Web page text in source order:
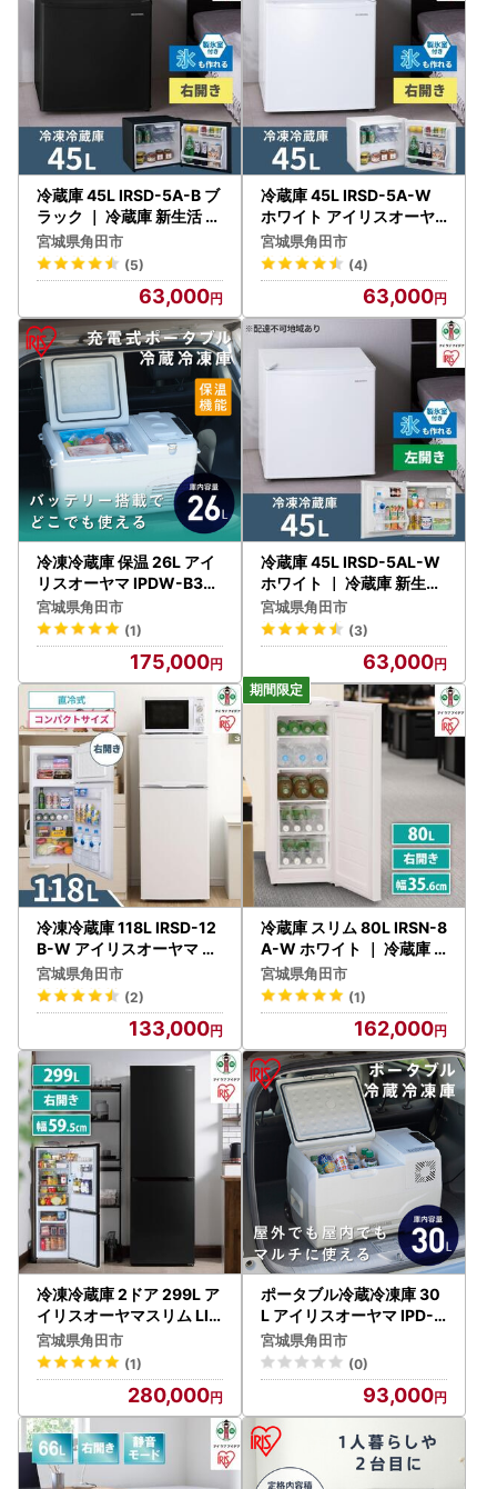
冷蔵庫 45L IRSD-5A-B ブ
ラック ｜ 冷蔵庫 新生活 ひ
とり暮らし アイリスオー
ヤマ
宮城県角田市
(5)
63,000
冷蔵庫 45L IRSD-5A-W
ホワイト アイリスオーヤ
マ ｜ 冷蔵庫 新生活 ひとり
暮らし
宮城県角田市
(4)
63,000
冷凍冷蔵庫 保温 26L アイ
リスオーヤマ IPDW-B3A-
W ホワイト ｜ 冷蔵庫 新生
活 ひとり暮らし
宮城県角田市
(1)
175,000
冷蔵庫 45L IRSD-5AL-W
ホワイト ｜ 冷蔵庫 新生活
ひとり暮らし アイリスオ
ーヤマ
宮城県角田市
(3)
63,000
冷凍冷蔵庫 118L IRSD-12
B-W アイリスオーヤマ ｜
冷蔵庫
宮城県角田市
(2)
133,000
冷蔵庫 スリム 80L IRSN-8
A-W ホワイト ｜ 冷蔵庫
アイリスオーヤマ
宮城県角田市
(1)
162,000
冷凍冷蔵庫 2ドア 299L ア
イリスオーヤマスリム LIR
SN-30A-B ブラック ｜ 冷
蔵庫 新生活
宮城県角田市
(1)
280,000
ポータブル冷蔵冷凍庫 30
L アイリスオーヤマ IPD-3
B-W ホワイト ｜ 冷蔵庫
新生活 ひとり暮らし
宮城県角田市
(0)
93,000